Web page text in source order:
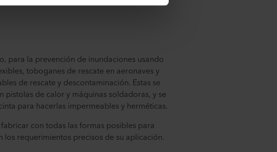
para la prevención de inundaciones usando
toboganes de rescate en aeronaves y
de rescate y descontaminación. Estas se
pistolas de calor y máquinas soldadoras, y se
para hacerlas impermeables y herméticas.
con todas las formas posibles para
los requerimientos precisos de su aplicación.